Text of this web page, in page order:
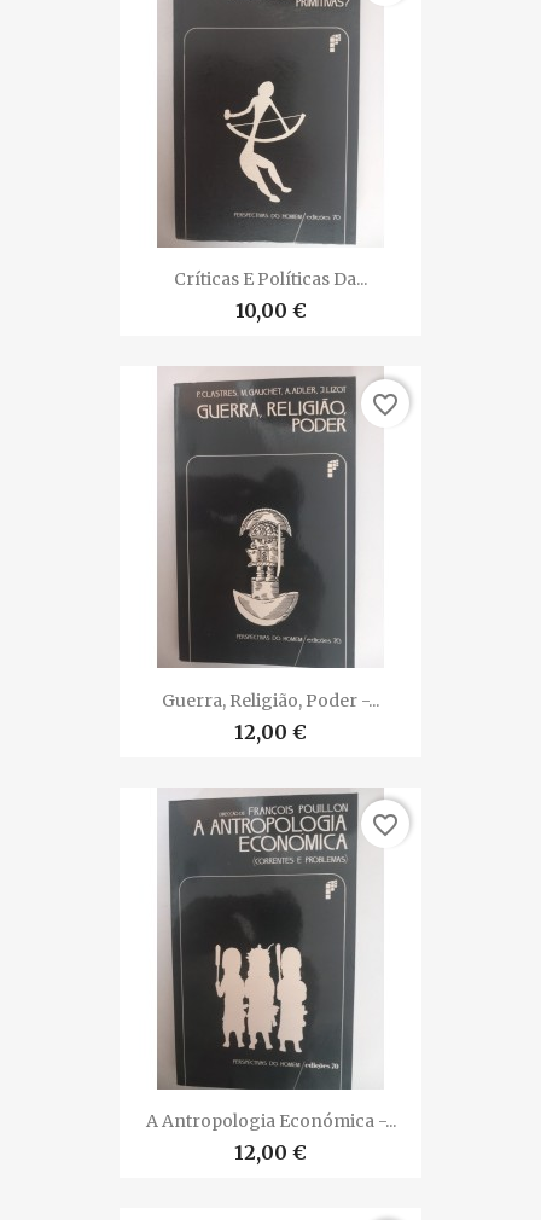
Críticas E Políticas Da...
10,00 €
Guerra, Religião, Poder -...
12,00 €
favorite_border
A Antropologia Económica -...
12,00 €
favorite_border